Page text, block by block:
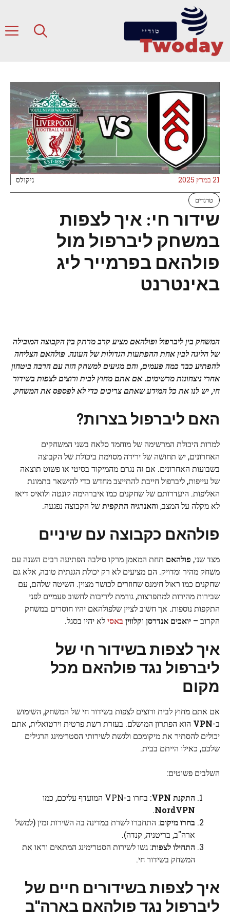
21 במרץ 2025 ניקולס
טרנדים
שידור חי: איך לצפות
במשחק ליברפול מול
פולהאם בפרמייר ליג
באינטרנט
המשחק בין ליברפול ופולהאם מציע קרב מרתק בין הקבוצה המובילה
של הליגה לבין אחת ההפתעות הגדולות של העונה. פולהאם הצליחה
להפתיע כבר כמה פעמים, והם מגיעים למשחק הזה עם הרבה ביטחון
אחרי ניצחונות מרשימים. אם אתם מחוץ לבית ורוצים לצפות בשידור
חי, יש לנו את כל המידע שאתם צריכים כדי לא לפספס את המשחק.
האם ליברפול בצרות?
למרות היכולת המרשימה של מוחמד סלאח בשני המשחקים
האחרונים, יש תחושה של ירידה מסוימת ביכולת של הקבוצה
בשבועות האחרונים. אם זה נגרם מהמיקוד בסיטי או פשוט תוצאה
של עייפות, ליברפול חייבת להתייצב מחדש כדי להישאר בתמונת
האליפות. היעדרותם של שחקנים כמו איברהימה קונטה ולואיס דיאז
לא מקלה על המצב, והאנרגיה התקפיתשל הקבוצה נפגעה.
פולהאם כקבוצה עם שיניים
מצד שני, פולהאם תחת המאמן מרקו סילבה הפתיעה רבים השנה עם
משחק מהיר ומדויק. הם מציעים לא רק יכולת הגנתית טובה, אלא גם
שחקנים כמו ראול חימנס שחוזרים לכושר מצוין. השיטה שלהם, עם
שבירות מהירות למתפרצות, גורמת ליריבות לחשוב פעמיים לפני
התקפות נוספות. אך חשוב לציין שלפולהאם יהיו חוסרים במשחק
הקרוב – יואכים אנדרסן וקלווין באסילא יהיו בסגל.
איך לצפות בשידור חי של
ליברפול נגד פולהאם מכל
מקום
אם אתם מחוץ לבית ורוצים לצפות בשידור חי של המשחק, השימוש
ב-VPN הוא הפתרון המושלם. בעזרת רשת פרטית וירטואלית, אתם
יכולים להסתיר את מיקומכם ולגשת לשירותי הסטרימינג הרגילים
שלכם, כאילו הייתם בבית.
השלבים פשוטים:
התקנת VPN
: בחרו ב-VPN המועדף עליכם, כמו
NordVPN
.
בחרו מיקום: התחברו לשרת במדינה בה השירות זמין (למשל
ארה"ב, בריטניה, קנדה).
התחילו לצפות: גשו לשירות הסטרימינג המתאים וראו את
המשחק בשידור חי.
איך לצפות בשידורים חיים של
ליברפול נגד פולהאם בארה"ב